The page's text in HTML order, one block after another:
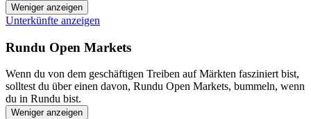
Weniger anzeigen
Unterkünfte anzeigen
Rundu Open Markets
Wenn du von dem geschäftigen Treiben auf Märkten fasziniert bist,
solltest du über einen davon, Rundu Open Markets, bummeln, wenn
du in Rundu bist.
Weniger anzeigen